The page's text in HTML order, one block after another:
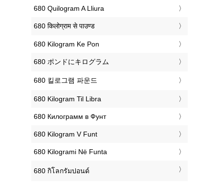
‎680 Quilogram A Lliura
‎680 किलोग्राम से पाउण्ड
‎680 Kilogram Ke Pon
‎680 ポンドにキログラム
‎680 킬로그램 파운드
‎680 Kilogram Til Libra
‎680 Килограмм в Фунт
‎680 Kilogram V Funt
‎680 Kilogrami Në Funta
‎680 กิโลกรัมปอนด์